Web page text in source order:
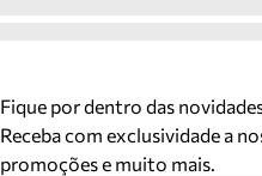
Fique por dentro das
Receba com exclusividade a
promoções e muito mais.